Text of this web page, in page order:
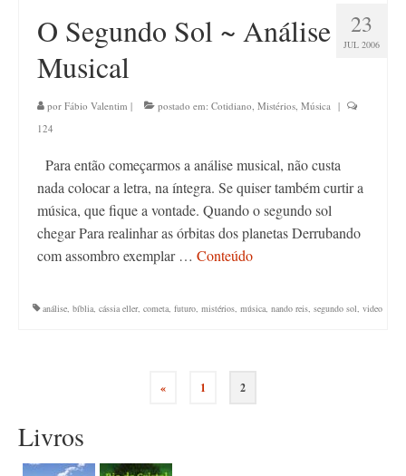
23
JUL 2006
O Segundo Sol ~ Análise
Musical
por Fábio Valentim | postado em: Cotidiano, Mistérios, Música |
124
Para então começarmos a análise musical, não custa
nada colocar a letra, na íntegra. Se quiser também curtir a
música, que fique a vontade. Quando o segundo sol
chegar Para realinhar as órbitas dos planetas Derrubando
com assombro exemplar … Conteúdo
análise, bíblia, cássia eller, cometa, futuro, mistérios, música, nando reis, segundo sol, video
de
posts
« 1 2
Livros